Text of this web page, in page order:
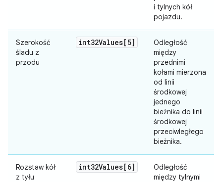
i tylnych kół
pojazdu.
Szerokość
śladu z
przodu
int32Values[5]
Odległość
między
przednimi
kołami mierzona
od linii
środkowej
jednego
bieżnika do linii
środkowej
przeciwległego
bieżnika.
Rozstaw kół
z tyłu
int32Values[6]
Odległość
między tylnymi